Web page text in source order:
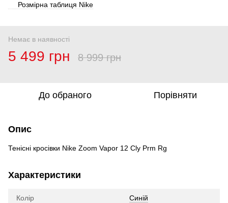
Розмірна таблиця Nike
Немає в наявності
5 499 грн 8 999 грн
До обраного Порівняти
Опис
Тенісні кросівки Nike Zoom Vapor 12 Cly Prm Rg
Характеристики
Колір Синій